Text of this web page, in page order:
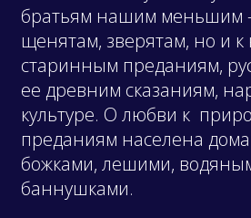
братьям нашим меньшим
щенятам, зверятам, но и
старинным преданиям,
ее древним сказаниям,
культуре. О любви к
преданиям населена
божками, лешими,
баннушками.